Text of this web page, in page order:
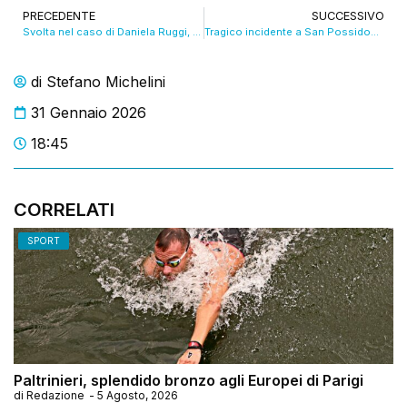
di Stefano Michelini
31 Gennaio 2026
18:45
CORRELATI
SPORT
Paltrinieri, splendido bronzo agli Europei di Parigi
di Redazione - 5 Agosto, 2026
PRECEDENTE SUCCESSIVO